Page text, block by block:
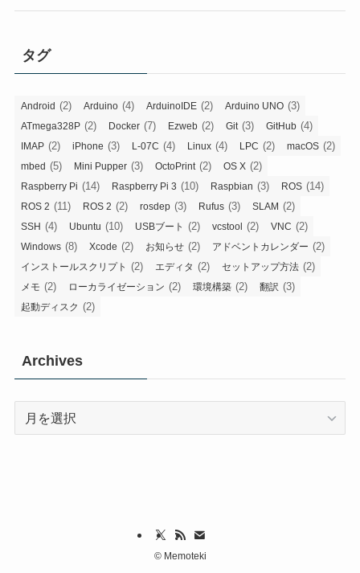
タグ
Android (2) Arduino (4) ArduinoIDE (2) Arduino UNO (3)
ATmega328P (2) Docker (7) Ezweb (2) Git (3) GitHub (4)
IMAP (2) iPhone (3) L-07C (4) Linux (4) LPC (2) macOS (2)
mbed (5) Mini Pupper (3) OctoPrint (2) OS X (2)
Raspberry Pi (14) Raspberry Pi 3 (10) Raspbian (3) ROS (14)
ROS 2 (11) ROS 2 (2) rosdep (3) Rufus (3) SLAM (2)
SSH (4) Ubuntu (10) USBブート (2) vcstool (2) VNC (2)
Windows (8) Xcode (2) お知らせ (2) アドベントカレンダー (2)
インストールスクリプト (2) エディタ (2) セットアップ方法 (2)
メモ (2) ローカライゼーション (2) 環境構築 (2) 翻訳 (3)
起動ディスク (2)
Archives
Archives
©Memoteki